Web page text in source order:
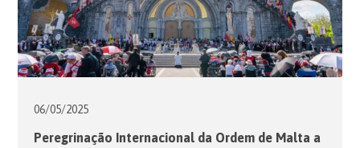
06/05/2025
Peregrinação Internacional da Ordem de Malta a